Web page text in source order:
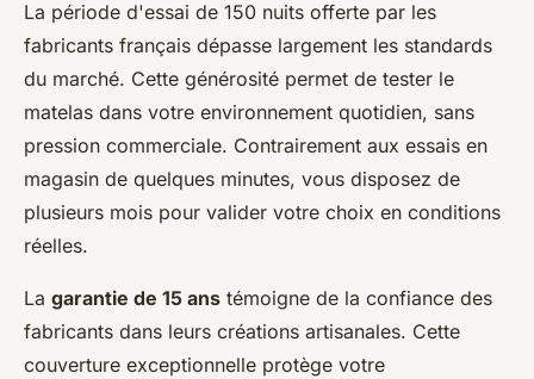
La période d'essai de 150 nuits offerte par les
fabricants français dépasse largement les standards
du marché. Cette générosité permet de tester le
matelas dans votre environnement quotidien, sans
pression commerciale. Contrairement aux essais en
magasin de quelques minutes, vous disposez de
plusieurs mois pour valider votre choix en conditions
réelles.
La garantie de 15 ans témoigne de la confiance des
fabricants dans leurs créations artisanales. Cette
couverture exceptionnelle protège votre